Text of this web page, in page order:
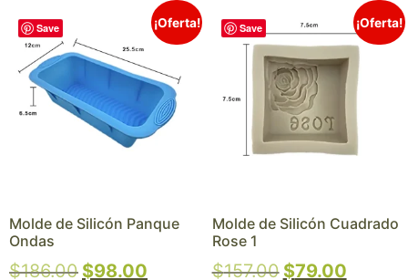
Save ¡Oferta!
Molde de Silicón Panque
Ondas
$186.00 $98.00
Save ¡Oferta!
Molde de Silicón Cuadrado
Rose 1
$157.00 $79.00